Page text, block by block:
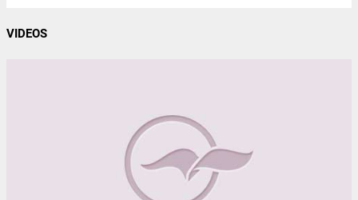
VIDEOS